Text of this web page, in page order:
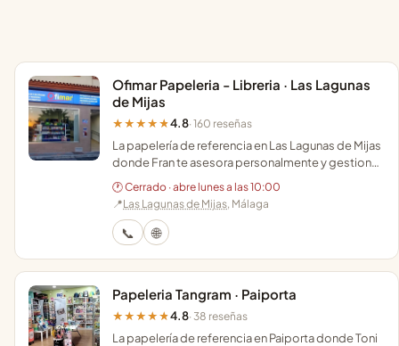
Ofimar Papeleria - Libreria · Las Lagunas
de Mijas
★★★★★ 4.8· 160 reseñas
La papelería de referencia en Las Lagunas de Mijas
donde Fran te asesora personalmente y gestiona
tus impresiones o envíos con total eficacia.
🕐 Cerrado · abre lunes a las 10:00
📍Las Lagunas de Mijas, Málaga
📞 🌐
Papeleria Tangram · Paiporta
★★★★★ 4.8· 38 reseñas
La papelería de referencia en Paiporta donde Toni